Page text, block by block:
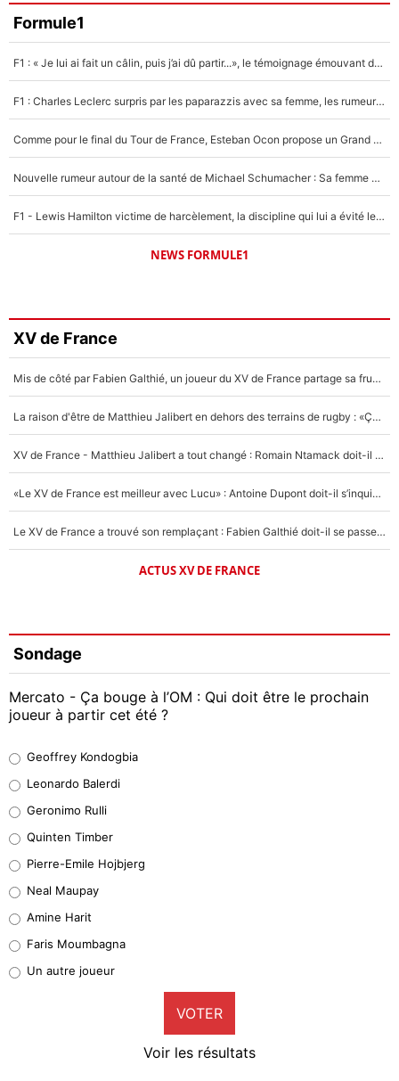
Formule1
F1 : « Je lui ai fait un câlin, puis j’ai dû partir...», le témoignage émouvant de Max Verstappen sur sa fille
F1 : Charles Leclerc surpris par les paparazzis avec sa femme, les rumeurs étaient vraies !
Comme pour le final du Tour de France, Esteban Ocon propose un Grand Prix de Formule 1 à Paris : «Autour de l’Arc de Triomphe, ce serait génial» !
Nouvelle rumeur autour de la santé de Michael Schumacher : Sa femme Corinna sort du silence
F1 - Lewis Hamilton victime de harcèlement, la discipline qui lui a évité le pire : «J'aurais probablement mal tourné»
NEWS FORMULE1
XV de France
Mis de côté par Fabien Galthié, un joueur du XV de France partage sa frustration : «ils ne me l’ont pas dit tout de suite»
La raison d'être de Matthieu Jalibert en dehors des terrains de rugby : «Ça m'atteint autant que si tu touches à un membre de ma famille»
XV de France - Matthieu Jalibert a tout changé : Romain Ntamack doit-il s’inquiéter pour sa place à un an de la Coupe du monde ?
«Le XV de France est meilleur avec Lucu» : Antoine Dupont doit-il s’inquiéter pour sa place ?
Le XV de France a trouvé son remplaçant : Fabien Galthié doit-il se passer d'Antoine Dupont ?
ACTUS XV DE FRANCE
Sondage
Mercato - Ça bouge à l’OM : Qui doit être le prochain
joueur à partir cet été ?
38%
32%
5%
1%
9%
Geoffrey Kondogbia
Leonardo Balerdi
Geronimo Rulli
Quinten Timber
Pierre-Emile Hojbjerg
Neal Maupay
Amine Harit
Faris Moumbagna
Un autre joueur
VOTER
Voir les résultats